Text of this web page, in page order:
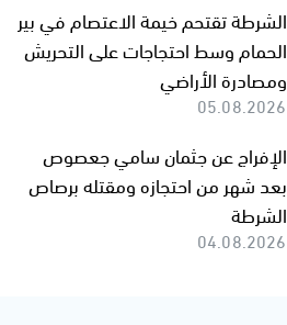
الشرطة تقتحم خيمة الاعتصام في بير
الحمام وسط احتجاجات على التحريش
ومصادرة الأراضي
05.08.2026
الإفراج عن جثمان سامي جعصوص
بعد شهر من احتجازه ومقتله برصاص
الشرطة
04.08.2026